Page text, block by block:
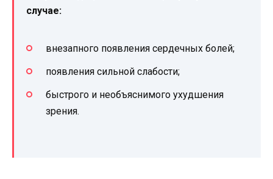
случае:
внезапного появления сердечных болей;
появления сильной слабости;
быстрого и необъяснимого ухудшения
зрения.